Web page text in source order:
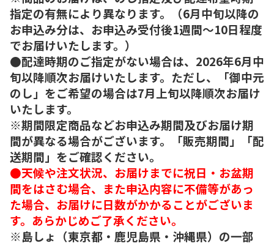
指定の有無により異なります。（6月中旬以降の
お申込み分は、お申込み受付後1週間～10日程度
でお届けいたします。）
●配達時期のご指定がない場合は、2026年6月中
旬以降順次お届けいたします。ただし、「御中元
のし」をご希望の場合は7月上旬以降順次お届け
いたします。
※期間限定商品などお申込み期間及びお届け期
間が異なる場合がございます。「販売期間」「配
送期間」をご確認ください。
●天候や注文状況、お届けまでに祝日・お盆期
間をはさむ場合、また申込内容に不備等があっ
た場合、お届けに日数がかかることがございま
す。あらかじめご了承ください。
※島しょ（東京都・鹿児島県・沖縄県）の一部